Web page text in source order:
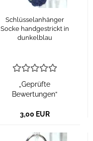
Schlüsselanhänger
Socke handgestrickt in
dunkelblau
„Geprüfte
Bewertungen“
3,00 EUR